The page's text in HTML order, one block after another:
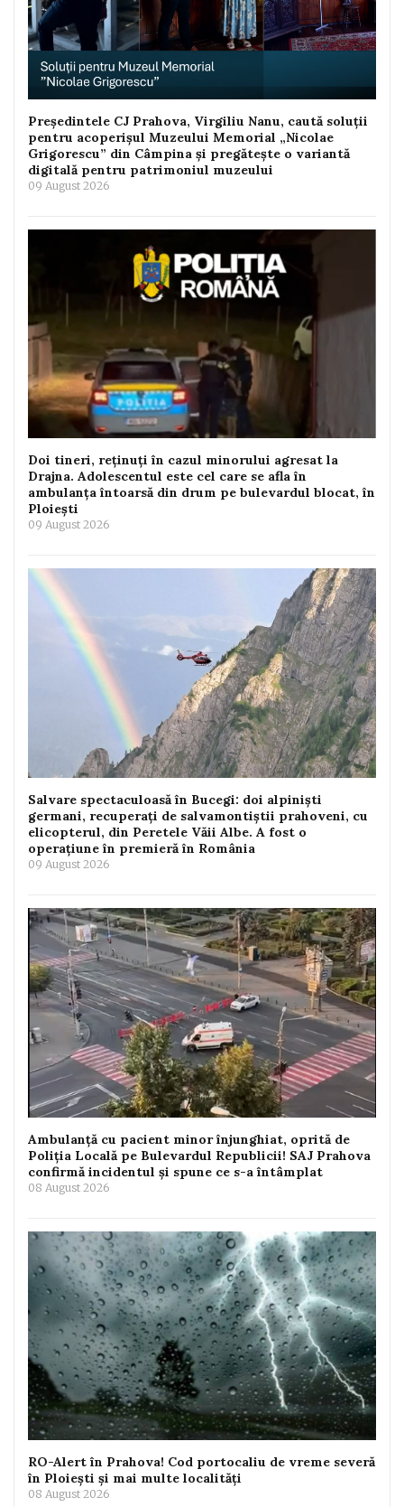
Președintele CJ Prahova, Virgiliu Nanu, caută soluții
pentru acoperișul Muzeului Memorial „Nicolae
Grigorescu” din Câmpina și pregătește o variantă
digitală pentru patrimoniul muzeului
09 August 2026
Doi tineri, reținuți în cazul minorului agresat la
Drajna. Adolescentul este cel care se afla în
ambulanța întoarsă din drum pe bulevardul blocat, în
Ploiești
09 August 2026
Salvare spectaculoasă în Bucegi: doi alpiniști
germani, recuperați de salvamontiștii prahoveni, cu
elicopterul, din Peretele Văii Albe. A fost o
operațiune în premieră în România
09 August 2026
Ambulanță cu pacient minor înjunghiat, oprită de
Poliția Locală pe Bulevardul Republicii! SAJ Prahova
confirmă incidentul și spune ce s-a întâmplat
08 August 2026
RO-Alert în Prahova! Cod portocaliu de vreme severă
în Ploiești și mai multe localități
08 August 2026